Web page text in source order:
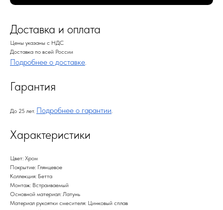
Доставка и оплата
Цены указаны с НДС
Доставка по всей России
Подробнее о доставке.
Гарантия
До 25 лет. Подробнее о гарантии.
Характеристики
Цвет: Хром
Покрытие: Глянцевое
Коллекция: Бетта
Монтаж: Встраиваемый
Основной материал: Латунь
Материал рукоятки смесителя: Цинковый сплав